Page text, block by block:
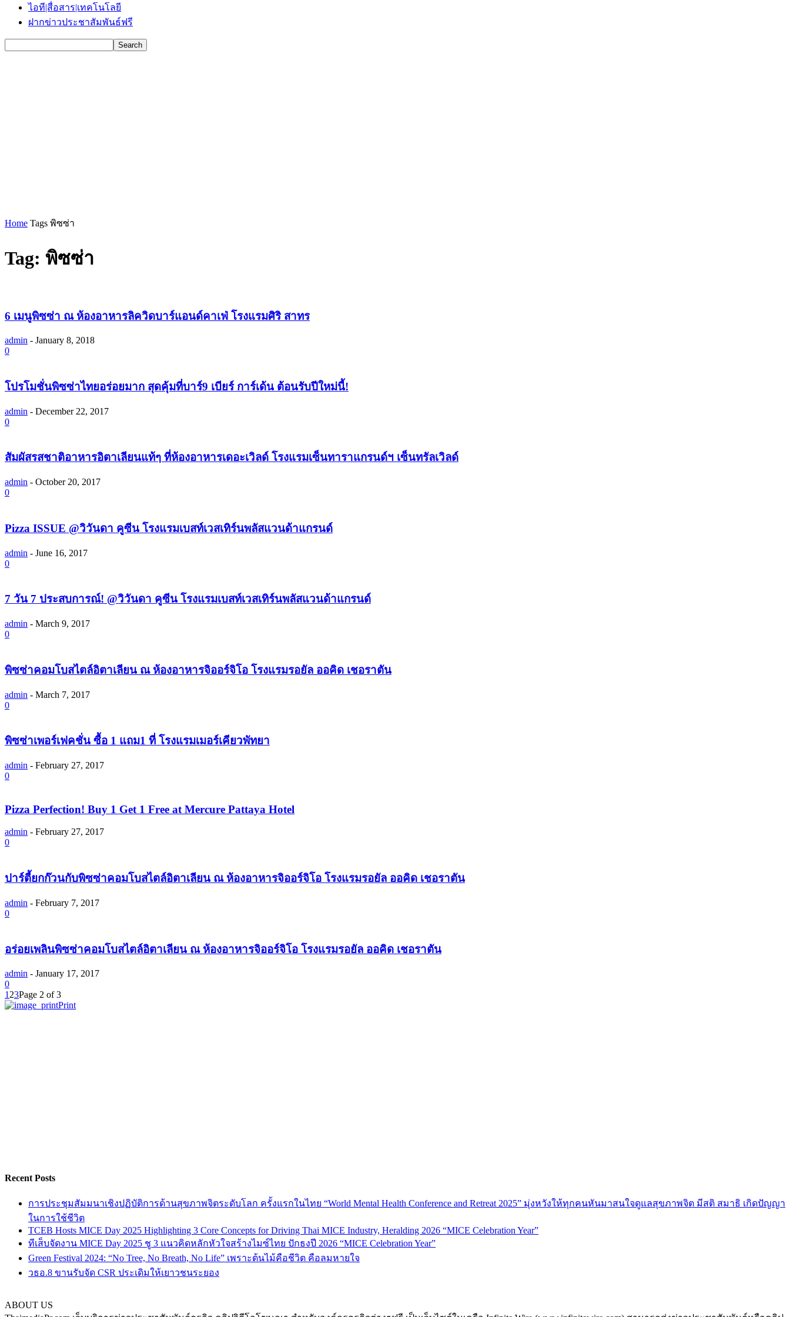
ไอที|สื่อสาร|เทคโนโลยี
ฝากข่าวประชาสัมพันธ์ฟรี
Home Tags พิซซ่า
Tag: พิซซ่า
6 เมนูพิซซ่า ณ ห้องอาหารลิควิดบาร์แอนด์คาเฟ่ โรงแรมศิริ สาทร
admin - January 8, 2018
0
โปรโมชั่นพิซซ่าไทยอร่อยมาก สุดคุ้มที่บาร์9 เบียร์ การ์เด้น ต้อนรับปีใหม่นี้!
admin - December 22, 2017
0
สัมผัสรสชาติอาหารอิตาเลียนแท้ๆ ที่ห้องอาหารเดอะเวิลด์ โรงแรมเซ็นทาราแกรนด์ฯ เซ็นทรัลเวิลด์
admin - October 20, 2017
0
Pizza ISSUE @วิวันดา คูซีน โรงแรมเบสท์เวสเทิร์นพลัสแวนด้าแกรนด์
admin - June 16, 2017
0
7 วัน 7 ประสบการณ์! @วิวันดา คูซีน โรงแรมเบสท์เวสเทิร์นพลัสแวนด้าแกรนด์
admin - March 9, 2017
0
พิซซ่าคอมโบสไตล์อิตาเลียน ณ ห้องอาหารจิออร์จิโอ โรงแรมรอยัล ออคิด เชอราตัน
admin - March 7, 2017
0
พิซซ่าเพอร์เฟคชั่น ซื้อ 1 แถม1 ที่ โรงแรมเมอร์เคียวพัทยา
admin - February 27, 2017
0
Pizza Perfection! Buy 1 Get 1 Free at Mercure Pattaya Hotel
admin - February 27, 2017
0
ปาร์ตี้ยกก๊วนกับพิซซ่าคอมโบสไตล์อิตาเลียน ณ ห้องอาหารจิออร์จิโอ โรงแรมรอยัล ออคิด เชอราตัน
admin - February 7, 2017
0
อร่อยเพลินพิซซ่าคอมโบสไตล์อิตาเลียน ณ ห้องอาหารจิออร์จิโอ โรงแรมรอยัล ออคิด เชอราตัน
admin - January 17, 2017
0
1 23Page 2 of 3
Print
Recent Posts
การประชุมสัมมนาเชิงปฏิบัติการด้านสุขภาพจิตระดับโลก ครั้งแรกในไทย “World Mental Health Conference and Retreat 2025” มุ่งหวังให้ทุกคนหันมาสนใจดูแลสุขภาพจิต มีสติ สมาธิ เกิดปัญญา
ในการใช้ชีวิต
TCEB Hosts MICE Day 2025 Highlighting 3 Core Concepts for Driving Thai MICE Industry, Heralding 2026 “MICE Celebration Year”
ทีเส็บจัดงาน MICE Day 2025 ชู 3 แนวคิดหลักหัวใจสร้างไมซ์ไทย ปักธงปี 2026 “MICE Celebration Year”
Green Festival 2024: “No Tree, No Breath, No Life” เพราะต้นไม้คือชีวิต คือลมหายใจ
วธอ.8 ขานรับจัด CSR ประเดิมให้เยาวชนระยอง
ABOUT US